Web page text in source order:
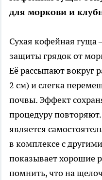
для моркови и
Сухая кофейная гуща
защиты грядок от
Её рассыпают вокруг
2 см) и слегка
почвы. Эффект
процедуру
является
в комплексе с
показывает хорошие
помнить, что на